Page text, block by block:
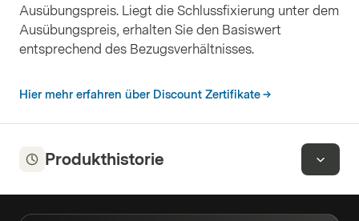
Ausübungspreis. Liegt die Schlussfixierung unter dem
Ausübungspreis, erhalten Sie den Basiswert
entsprechend des Bezugsverhältnisses.
Hier mehr erfahren über Discount Zertifikate
Produkthistorie